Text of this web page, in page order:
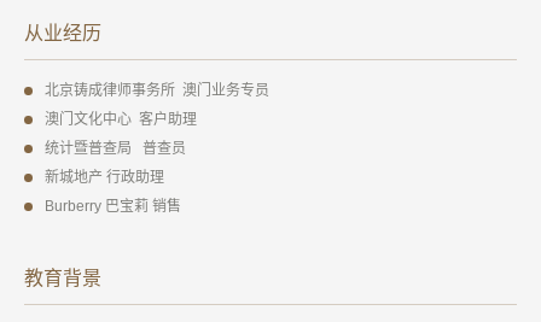
从业经历
北京铸成律师事务所 澳门业务专员
澳门文化中心 客户助理
统计暨普查局 普查员
新城地产 行政助理
Burberry 巴宝莉 销售
教育背景